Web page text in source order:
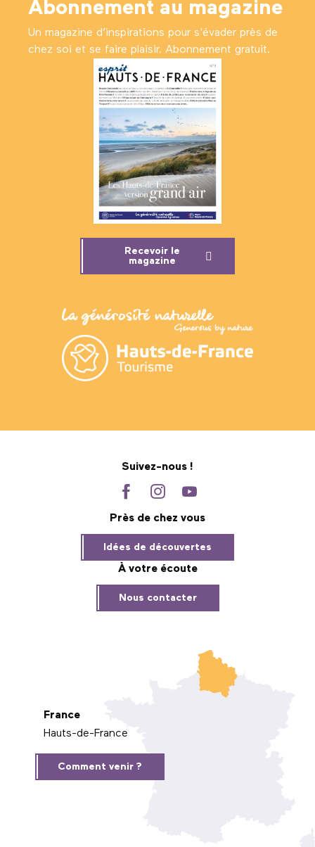
Abonnement au magazine
Un magazine d’inspirations pour s'évader près de
chez soi et se faire plaisir. Abonnement gratuit.
Recevoir le
magazine
Suivez-nous !
Près de chez vous
Idées de découvertes
À votre écoute
Nous contacter
France
Hauts-de-France
Comment venir ?